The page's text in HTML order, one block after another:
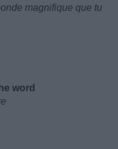
magnifique que tu
word